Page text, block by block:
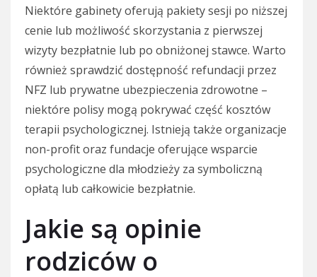
Niektóre gabinety oferują pakiety sesji po niższej
cenie lub możliwość skorzystania z pierwszej
wizyty bezpłatnie lub po obniżonej stawce. Warto
również sprawdzić dostępność refundacji przez
NFZ lub prywatne ubezpieczenia zdrowotne –
niektóre polisy mogą pokrywać część kosztów
terapii psychologicznej. Istnieją także organizacje
non-profit oraz fundacje oferujące wsparcie
psychologiczne dla młodzieży za symboliczną
opłatą lub całkowicie bezpłatnie.
Jakie są opinie
rodziców o